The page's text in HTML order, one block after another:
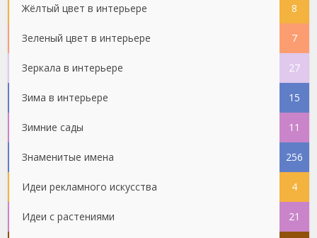
Жёлтый цвет в интерьере 8
Зеленый цвет в интерьере 7
Зеркала в интерьере 27
Зима в интерьере 15
Зимние сады 11
Знаменитые имена 256
Идеи рекламного искусства 4
Идеи с растениями 21